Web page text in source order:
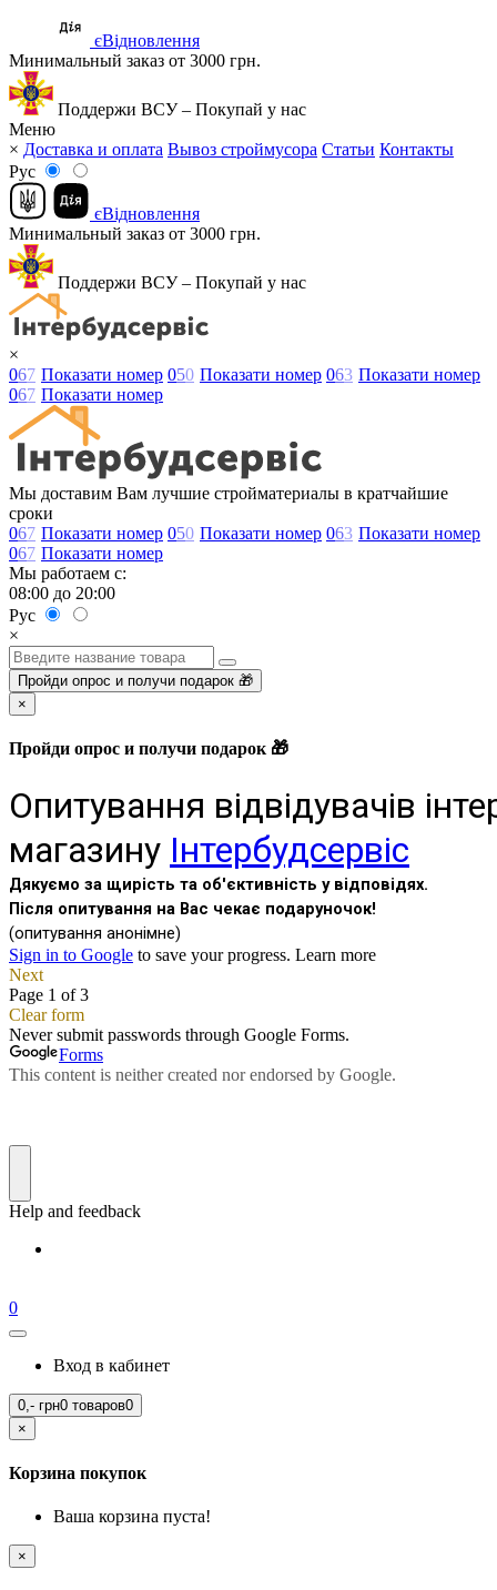
єВідновлення
Минимальный заказ от 3000 грн.
Поддержи ВСУ – Покупай у нас
Меню
× Доставка и оплата Вывоз строймусора Статьи Контакты
Рус
єВідновлення
Минимальный заказ от 3000 грн.
Поддержи ВСУ – Покупай у нас
×
067 Показати номер 050 Показати номер 063 Показати номер
067 Показати номер
Мы доставим Вам лучшие стройматериалы в кратчайшие
сроки
067 Показати номер 050 Показати номер 063 Показати номер
067 Показати номер
Мы работаем с:
08:00 до 20:00
Рус
×
Пройди опрос и получи подарок 🎁
×
Пройди опрос и получи подарок 🎁
0
Вход в кабинет
0,- грн0 товаров0
×
Корзина покупок
Ваша корзина пуста!
×